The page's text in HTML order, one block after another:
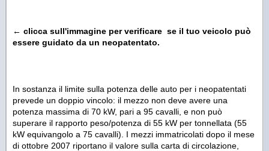
← clicca sull'immagine per verificare se il tuo veicolo può
essere guidato da un neopatentato.
In sostanza il limite sulla potenza delle auto per i neopatentati
prevede un doppio vincolo: il mezzo non deve avere una
potenza massima di 70 kW, pari a 95 cavalli, e non può
superare il rapporto peso/potenza di 55 kW per tonnellata (55
kW equivangolo a 75 cavalli). I mezzi immatricolati dopo il mese
di ottobre 2007 riportano il valore sulla carta di circolazione,